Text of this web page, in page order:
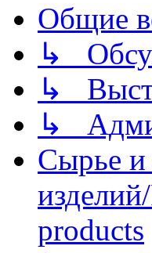
Общие
↳
↳
↳
Сырье и
products